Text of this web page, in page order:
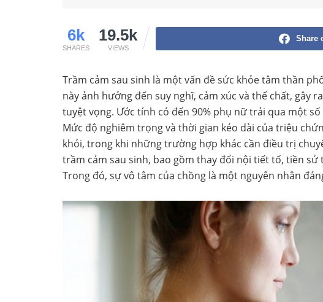
6k
SHARES
19.5k
VIEWS
Share
Trầm cảm sau sinh là một vấn đề sức khỏe tâm thần
này ảnh hưởng đến suy nghĩ, cảm xúc và thể chất, gây
tuyệt vọng. Ước tính có đến 90% phụ nữ trải qua một
Mức độ nghiêm trọng và thời gian kéo dài của triệu
khỏi, trong khi những trường hợp khác cần điều trị
trầm cảm sau sinh, bao gồm thay đổi nội tiết tố, tiền sử
Trong đó, sự vô tâm của chồng là một nguyên nhân